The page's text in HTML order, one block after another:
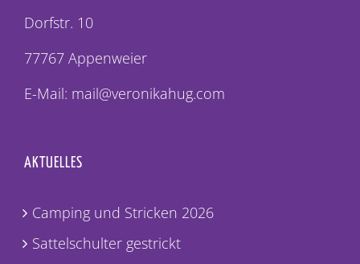
Dorfstr. 10
77767 Appenweier
E-Mail: mail@veronikahug.com
AKTUELLES
Camping und Stricken 2026
Sattelschulter gestrickt